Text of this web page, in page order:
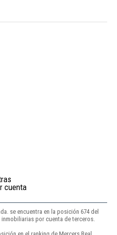
cuenta
se encuentra en la posición 674 del
por cuenta de terceros.